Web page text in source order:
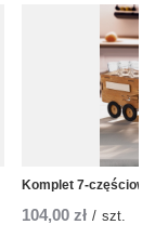
Komplet 7-
104,00 zł / szt.